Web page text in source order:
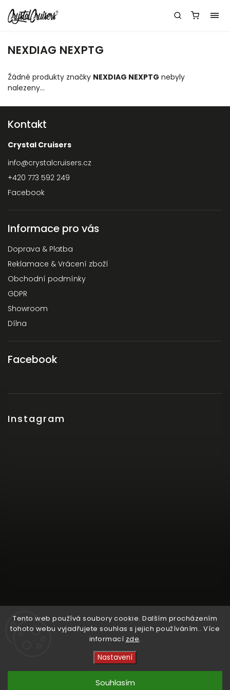
Tento web používá soubory cookie. Dalším procházením
tohoto webu vyjadřujete souhlas s jejich používáním.. Více
informací zde.
Nastavení
Souhlasím
NEXDIAG NEXPTG
Žádné produkty značky NEXDIAG NEXPTG nebyly
nalezeny...
Kontakt
Crystal Cruisers
info@crystalcruisers.cz
+420 773 592 249
Facebook
Informace pro vás
Doprava & Platba
Reklamace & Vrácení zboží
Obchodní podmínky
GDPR
Showroom
Dílna
Facebook
Instagram
Copyright 2026Crystal Cruisers. Všechna práva
vyhrazena.